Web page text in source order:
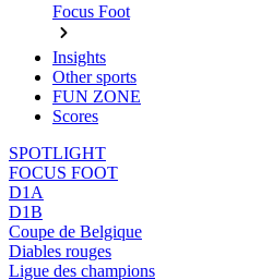
Focus Foot
Insights
Other sports
FUN ZONE
Scores
SPOTLIGHT
FOCUS FOOT
D1A
D1B
Coupe de Belgique
Diables rouges
Ligue des champions